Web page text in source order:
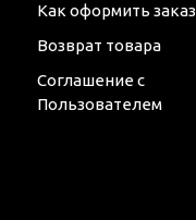
Как оформить заказ
Возврат товара
Соглашение с
Пользователем